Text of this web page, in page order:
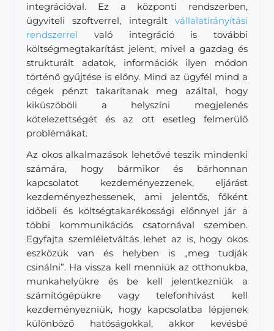
integrációval. Ez a központi rendszerben,
ügyviteli szoftverrel, integrált vállalatirányítási
rendszerrel való integráció is további
költségmegtakarítást jelent, mivel a gazdag és
strukturált adatok, információk ilyen módon
történő gyűjtése is előny. Mind az ügyfél mind a
cégek pénzt takarítanak meg azáltal, hogy
kiküszöböli a helyszíni megjelenés
kötelezettségét és az ott esetleg felmerülő
problémákat.
Az okos alkalmazások lehetővé teszik mindenki
számára, hogy bármikor és bárhonnan
kapcsolatot kezdeményezzenek, eljárást
kezdeményezhessenek, ami jelentős, főként
időbeli és költségtakarékossági előnnyel jár a
többi kommunikációs csatornával szemben.
Egyfajta szemléletváltás lehet az is, hogy okos
eszközük van és helyben is „meg tudják
csinálni”. Ha vissza kell menniük az otthonukba,
munkahelyükre és be kell jelentkezniük a
számítógépükre vagy telefonhívást kell
kezdeményezniük, hogy kapcsolatba lépjenek
különböző hatóságokkal, akkor kevésbé